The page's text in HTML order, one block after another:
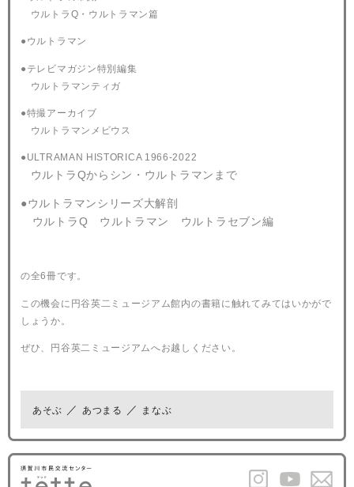
ウルトラQ・ウルトラマン篇
●ウルトラマン
●テレビマガジン特別編集
ウルトラマンティガ
●特撮アーカイブ
ウルトラマンメビウス
●ULTRAMAN HISTORICA 1966-2022
ウルトラQからシン・ウルトラマンまで
●ウルトラマンシリーズ大解剖
ウルトラQ ウルトラマン ウルトラセブン編
の全6冊です。
この機会に円谷英二ミュージアム館内の書籍に触れてみてはいかがで
しょうか。
ぜひ、円谷英二ミュージアムへお越しください。
あそぶ あつまる まなぶ